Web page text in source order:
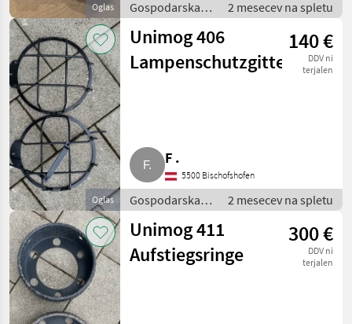
Oglas
Gospodarska
vozila /
Tovornjak
2 mesecev na spletu
Oglas
Unimog 406
Lampenschutzgitter
140 €
DDV ni
terjalen
F .
5500 Bischofshofen
Gospodarska
vozila /
Tovornjak
2 mesecev na spletu
Unimog 411
Aufstiegsringe
300 €
DDV ni
terjalen